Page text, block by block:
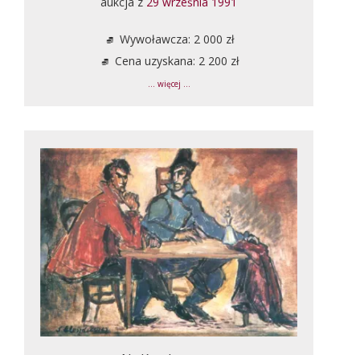
Wywoławcza: 2 000 zł
Cena uzyskana: 2 200 zł
... więcej ...